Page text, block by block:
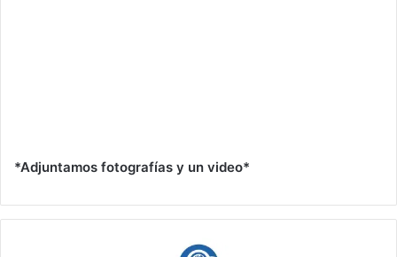
*Adjuntamos fotografías y un video*